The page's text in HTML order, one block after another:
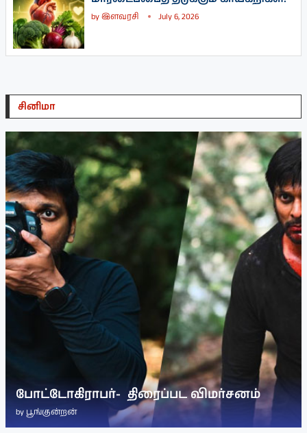
byஇளவரசி July 6, 2026
சினிமா
போட்டோகிராபர்- ‌ திரைப்பட விமர்சனம்
byபூங்குன்றன்